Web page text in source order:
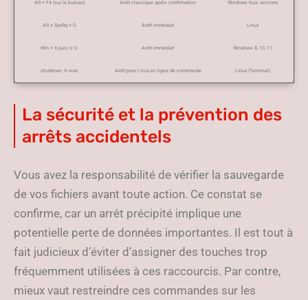
Alt + F4 (sur le bureau) Arrêt classique après confirmation Windows tous versions
Alt + SysRq + O Arrêt immédiat Linux
Win + X puis U U Arrêt immédiat Windows 8, 10, 11
shutdown -h now Arrêt pour Linux en ligne de commande Linux (Terminal)
La sécurité et la prévention des
arrêts accidentels
Vous avez la responsabilité de vérifier la sauvegarde
de vos fichiers avant toute action. Ce constat se
confirme, car un arrêt précipité implique une
potentielle perte de données importantes. Il est tout à
fait judicieux d’éviter d’assigner des touches trop
fréquemment utilisées à ces raccourcis. Par contre,
mieux vaut restreindre ces commandes sur les